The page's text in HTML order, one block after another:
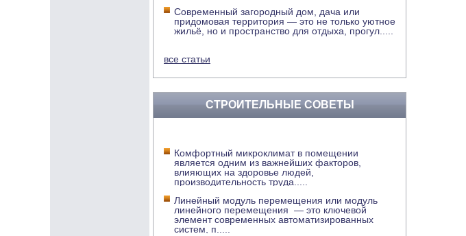
Современный загородный дом, дача или
придомовая территория — это не только уютное
жильё, но и пространство для отдыха, прогул
все статьи
СТРОИТЕЛЬНЫЕ СОВЕТЫ
Комфортный микроклимат в помещении
является одним из важнейших факторов,
влияющих на здоровье людей,
производительность труда
Линейный модуль перемещения или модуль
линейного перемещения — это ключевой
элемент современных автоматизированных
систем, п